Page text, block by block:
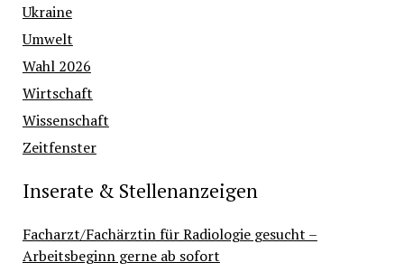
Ukraine
Umwelt
Wahl 2026
Wirtschaft
Wissenschaft
Zeitfenster
Inserate & Stellenanzeigen
Facharzt/Fachärztin für Radiologie gesucht –
Arbeitsbeginn gerne ab sofort